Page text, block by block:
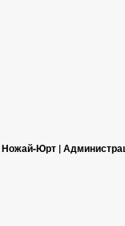
Ножай-Юрт |